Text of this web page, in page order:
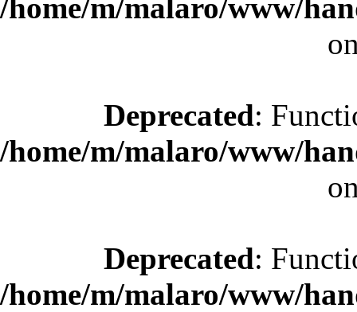
/home/m/malaro/www/
Deprecated:
/home/m/malaro/www/
Deprecated:
/home/m/malaro/www/